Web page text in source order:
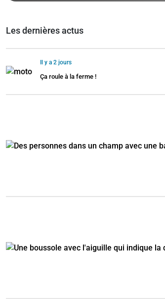
Les dernières actus
Il y a 2 jours
Ça roule à la ferme !